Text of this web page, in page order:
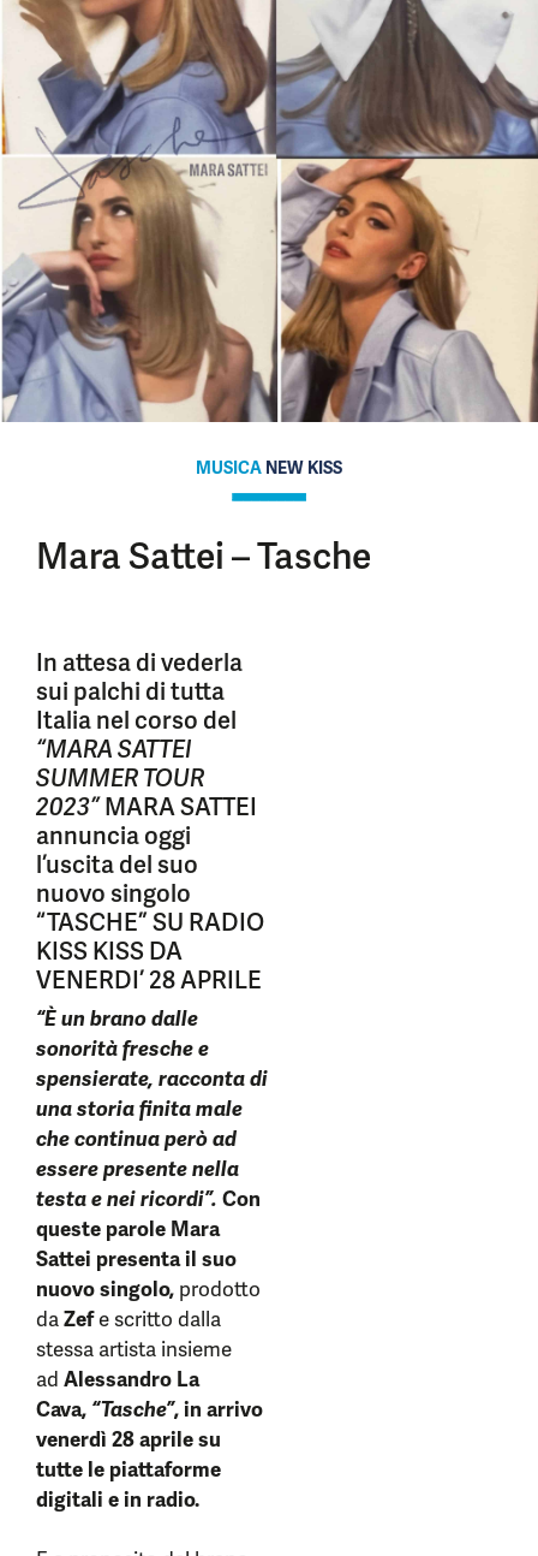
MUSICA NEW KISS
Mara Sattei – Tasche
In attesa di vederla
sui palchi di tutta
Italia nel corso del
“MARA SATTEI
SUMMER TOUR
2023”MARA SATTEI
annuncia oggi
l’uscita del suo
nuovo singolo
“TASCHE” SU RADIO
KISS KISS DA
VENERDI’ 28 APRILE
“È un brano dalle
sonorità fresche e
spensierate, racconta di
una storia finita male
che continua però ad
essere presente nella
testa e nei ricordi”. Con
queste parole Mara
Sattei presenta il suo
nuovo singolo, prodotto
daZefe scritto dalla
stessa artista insieme
ad Alessandro La
Cava, “Tasche”, in arrivo
venerdì 28 aprile su
tutte le piattaforme
digitali e in radio.